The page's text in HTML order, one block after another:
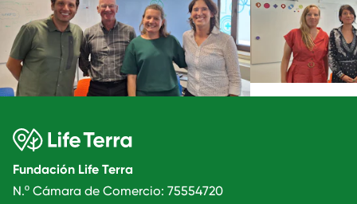
Fundación Life Terra
N.º Cámara de Comercio: 75554720